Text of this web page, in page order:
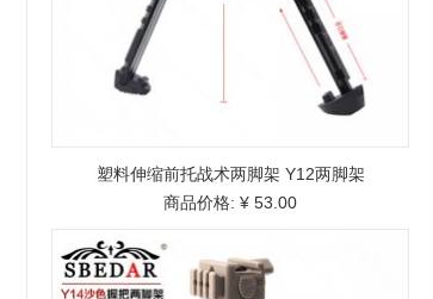
塑料伸缩前托战术两脚架 Y12两脚架
商品价格: ¥ 53.00